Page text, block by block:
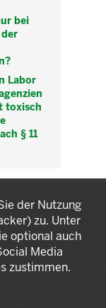
bei
Labor
toxisch
§ 11
UND
der Nutzung
zu. Unter
optional auch
Media
zustimmen.